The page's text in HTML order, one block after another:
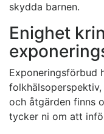
skydda barnen.
Enighet
Exponeringsförbud
och åtgärden finns
tycker ni om att